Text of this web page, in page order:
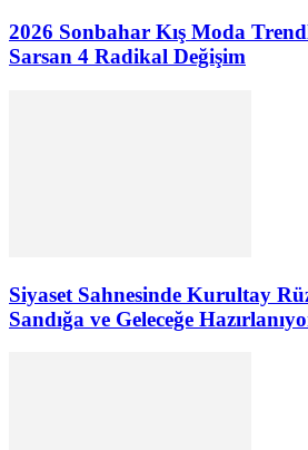
2026 Sonbahar Kış Moda
Sarsan 4 Radikal Değişim
Siyaset Sahnesinde Kurultay
Sandığa ve Geleceğe